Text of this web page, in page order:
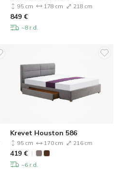
95 cm 178 cm 218 cm
849 €
~8 r.d.
Krevet Houston 586
95 cm 170 cm 216 cm
419 €
~6 r.d.